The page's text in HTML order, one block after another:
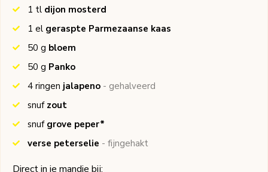
1 tl dijon mosterd
1 el geraspte Parmezaanse kaas
50 g bloem
50 g Panko
4 ringen jalapeno - gehalveerd
snuf zout
snuf grove peper*
verse peterselie - fijngehakt
Direct in je mandje bij: